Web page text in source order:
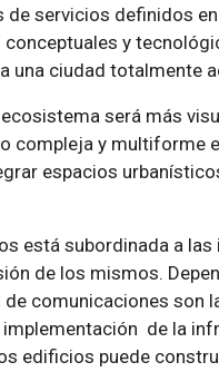
de servicios definidos
conceptuales y
una ciudad totalmente
será más
compleja y multiforme
espacios
está subordinada a
de los mismos.
comunicaciones son
de la
edificios puede